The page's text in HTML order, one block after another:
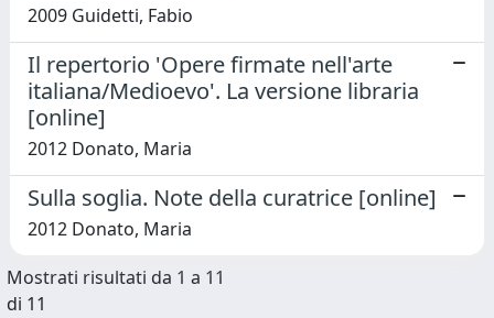
2009 Guidetti, Fabio
Il repertorio 'Opere firmate nell'arte
italiana/Medioevo'. La versione libraria
[online]
2012 Donato, Maria
Sulla soglia. Note della curatrice [online]
2012 Donato, Maria
Mostrati risultati da 1 a 11
di 11